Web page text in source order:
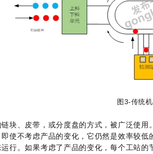
图3-传统
块、皮带，或分度盘的方式，被广泛使
使不考虑产品的变化，它仍然是效率较
行。如果考虑了产品的变化，每个工站